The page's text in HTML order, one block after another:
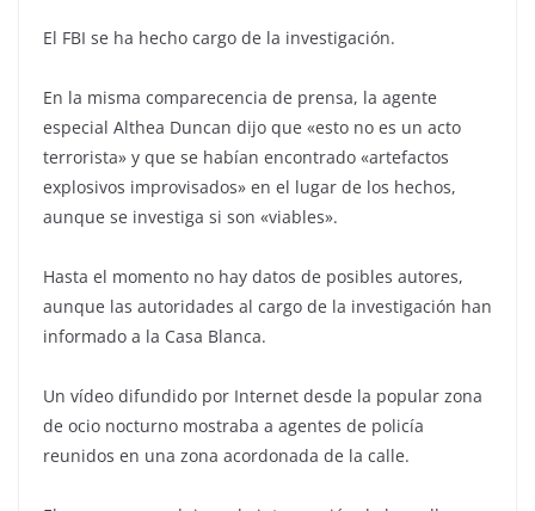
El FBI se ha hecho cargo de la investigación.
En la misma comparecencia de prensa, la agente
especial Althea Duncan dijo que «esto no es un acto
terrorista» y que se habían encontrado «artefactos
explosivos improvisados» en el lugar de los hechos,
aunque se investiga si son «viables».
Hasta el momento no hay datos de posibles autores,
aunque las autoridades al cargo de la investigación han
informado a la Casa Blanca.
Un vídeo difundido por Internet desde la popular zona
de ocio nocturno mostraba a agentes de policía
reunidos en una zona acordonada de la calle.